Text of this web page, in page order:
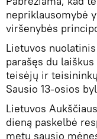
nepriklausomybė
viršenybės
Lietuvos
parašęs du
teisėjų ir
Sausio 13-osios
Lietuvos
dieną paskelbė
metų sausio